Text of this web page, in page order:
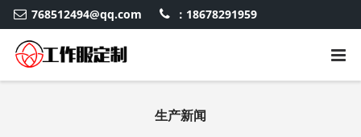
768512494@qq.com ：18678291959
生产新闻